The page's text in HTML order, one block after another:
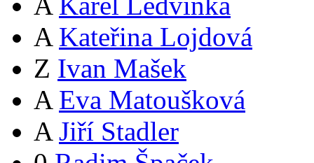
A Kateřina Lojdová
Z Ivan Mašek
A Eva Matoušková
A Jiří Stadler